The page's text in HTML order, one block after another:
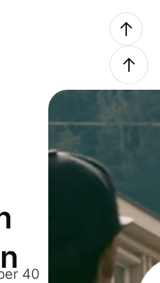
40